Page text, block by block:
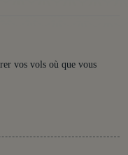
vos vols où que vous